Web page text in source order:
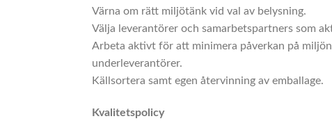
Värna om rätt miljötänk vid val av belysning.
Välja leverantörer och samarbetspartners som
Arbeta aktivt för att minimera påverkan på
underleverantörer.
Källsortera samt egen återvinning av emballage.
Kvalitetspolicy